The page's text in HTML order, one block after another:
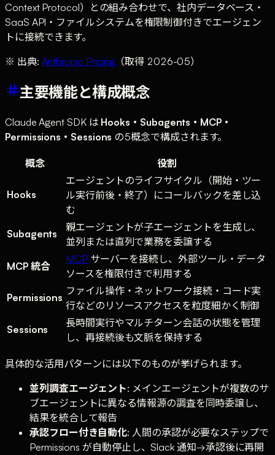
Context Protocol）との組み合わせで、社内データベース・
SaaS API・ファイルシステムを権限制御付きでエージェン
トに接続できます。
※ 出典: Anthropic Pricing （取得 2026-05）
主要機能と構成概念
Claude Agent SDK は Hooks・Subagents・MCP・
Permissions・Sessions の5概念で構成されます。
概念 役割
Hooks
エージェントのライフサイクル（開始・ツー
ル実行前後・終了）にコールバックを差し込
む
Subagents
親エージェントが子エージェントを生成し、
並列または直列で業務を委譲する
MCP 統合
MCPサーバーを接続し、外部ツール・データ
ソースを権限付きで利用する
Permissions
ファイル操作・ネットワーク接続・コード実
行などのリソースアクセスを粒度細かく制御
Sessions
長時間実行やマルチターン会話の状態を管理
し、再接続後も文脈を保持する
具体的な活用パターンには以下のものが挙げられます。
並列調査エージェント: メインエージェントが複数のサ
ブエージェントに異なる情報源の調査を同時委譲し、
結果を統合して報告
承認フロー付き自動化: 人間の承認が必要なステップで
Permissions が自動停止し、Slack 通知→承認後に再開